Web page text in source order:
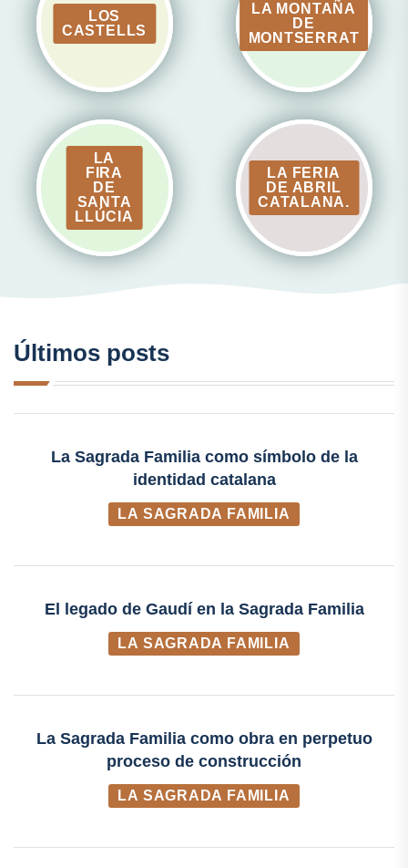
LOS
CASTELLS
LA MONTAÑA
DE
MONTSERRAT
LA
FIRA
DE
SANTA
LLÚCIA
LA FERIA
DE ABRIL
CATALANA.
Últimos posts
La Sagrada Familia como símbolo de la
identidad catalana
LA SAGRADA FAMILIA
El legado de Gaudí en la Sagrada Familia
LA SAGRADA FAMILIA
La Sagrada Familia como obra en perpetuo
proceso de construcción
LA SAGRADA FAMILIA